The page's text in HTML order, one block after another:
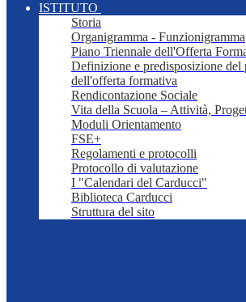
ISTITUTO
Storia
Organigramma - Funzionigramma
Piano Triennale dell'Offerta
Definizione e predisposizione del
dell'offerta formativa
Rendicontazione Sociale
Vita della Scuola – Attività,
Moduli Orientamento
FSE+
Regolamenti e protocolli
Protocollo di valutazione
I "Calendari del Carducci"
Biblioteca Carducci
Struttura del sito